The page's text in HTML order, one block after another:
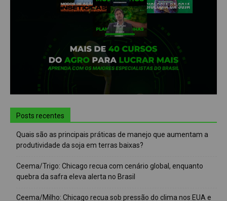
Posts recentes
Quais são as principais práticas de manejo que aumentam a
produtividade da soja em terras baixas?
Ceema/Trigo: Chicago recua com cenário global, enquanto
quebra da safra eleva alerta no Brasil
Ceema/Milho: Chicago recua sob pressão do clima nos EUA e